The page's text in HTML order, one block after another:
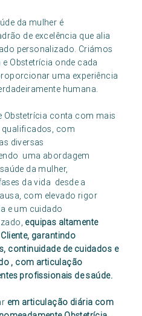
da mulher é
de excelência que alia
personalizado. Criámos
Obstetrícia onde cada
uma experiência
humana.
Obstetrícia conta com mais
qualificados, com
diversas
uma abordagem
da mulher,
da vida desde a
com elevado rigor
e um cuidado
equipas altamente
garantindo
continuidade de cuidados e
, com articulação
profissionais de saúde.
em articulação diária com